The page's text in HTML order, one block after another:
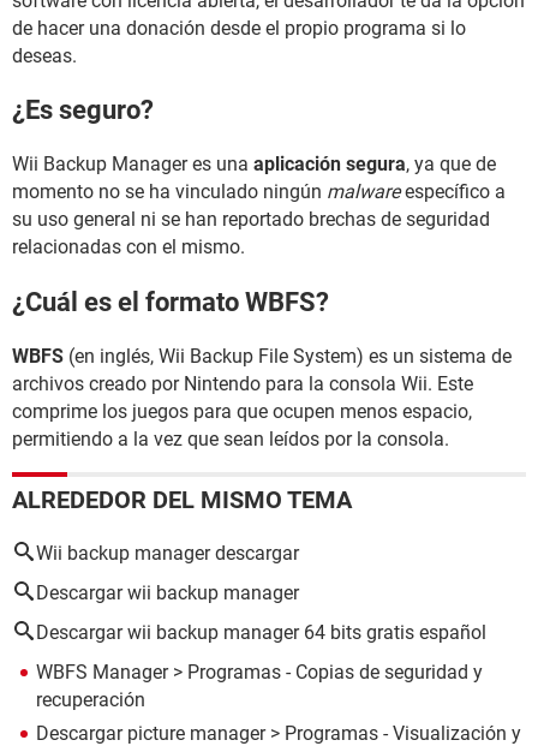
de hacer una donación desde el propio programa si lo
deseas.
¿Es seguro?
Wii Backup Manager es una aplicación segura, ya que de
momento no se ha vinculado ningún malwareespecífico a
su uso general ni se han reportado brechas de seguridad
relacionadas con el mismo.
¿Cuál es el formato WBFS?
WBFS (en inglés, Wii Backup File System) es un sistema de
archivos creado por Nintendo para la consola Wii. Este
comprime los juegos para que ocupen menos espacio,
permitiendo a la vez que sean leídos por la consola.
ALREDEDOR DEL MISMO TEMA
Wii backup manager descargar
Descargar wii backup manager
Descargar wii backup manager 64 bits gratis español
WBFS Manager> Programas - Copias de seguridad y
recuperación
Descargar picture manager> Programas - Visualización y